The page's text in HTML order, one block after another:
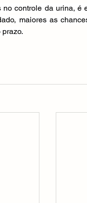
controle da urina, é
maiores as